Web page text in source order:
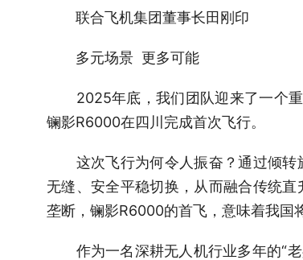
联合飞机集团董事长田刚印
多元场景 更多可能
2025年底，我们团队迎来了一个重
镧影R6000在四川完成首次飞行。
这次飞行为何令人振奋？通过倾转
无缝、安全平稳切换，从而融合传统
垄断，镧影R6000的首飞，意味着我国
作为一名深耕无人机行业多年的“老